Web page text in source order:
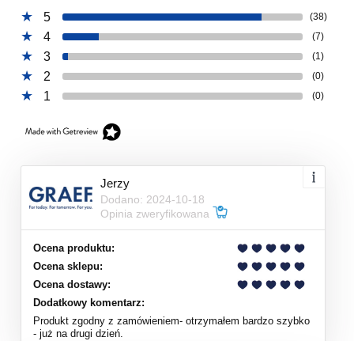
5
(38)
4 (7)
3 (1)
2 (0)
1 (0)
Jerzy
Dodano: 2024-10-18
Opinia zweryfikowana
Ocena produktu:
Ocena sklepu:
Ocena dostawy:
Dodatkowy komentarz:
Produkt zgodny z zamówieniem- otrzymałem bardzo szybko
- już na drugi dzień.